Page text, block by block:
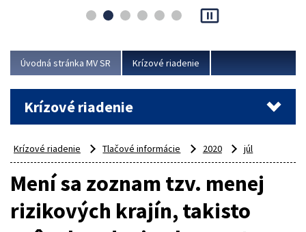
pause_presentation
Úvodná stránka MV SR Krízové riadenie
Krízové riadenie
Krízové riadenie Tlačové informácie 2020 júl
Mení sa zoznam tzv. menej
rizikových krajín, takisto